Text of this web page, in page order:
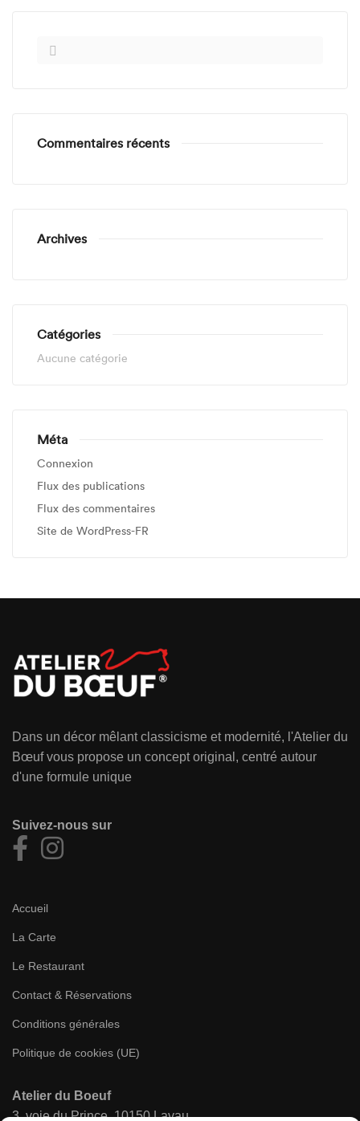
Commentaires récents
Archives
Catégories
Aucune catégorie
Méta
Connexion
Flux des publications
Flux des commentaires
Site de WordPress-FR
Dans un décor mêlant classicisme et modernité, l'Atelier du
Bœuf vous propose un concept original, centré autour
d'une formule unique
Suivez-nous sur
Accueil
La Carte
Le Restaurant
Contact & Réservations
Conditions générales
Politique de cookies (UE)
Atelier du Boeuf
3, voie du Prince, 10150 Lavau